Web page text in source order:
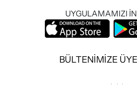
UYGULAMAMIZI
BÜLTENİMİZE